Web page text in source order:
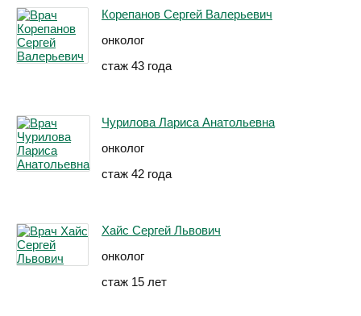
Корепанов Сергей Валерьевич
онколог
стаж 43 года
Чурилова Лариса Анатольевна
онколог
стаж 42 года
Хайс Сергей Львович
онколог
стаж 15 лет